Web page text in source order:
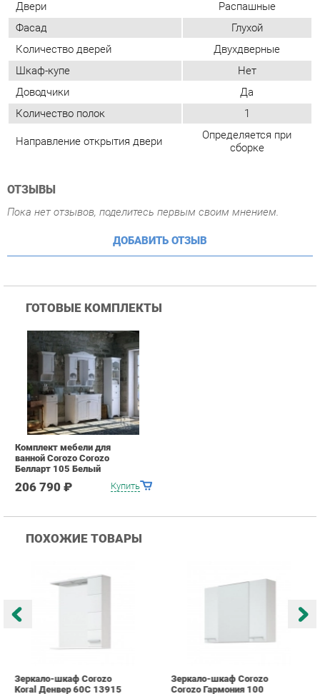
Количество полок 1
Направление открытия двери
Определяется при
сборке
ОТЗЫВЫ
Пока нет отзывов, поделитесь первым своим мнением.
Купить
Комплект мебели для
ванной Corozo Corozo
Белларт 105 Белый
206 790 ₽
ПОХОЖИЕ ТОВАРЫ
Коллекции
О проекте